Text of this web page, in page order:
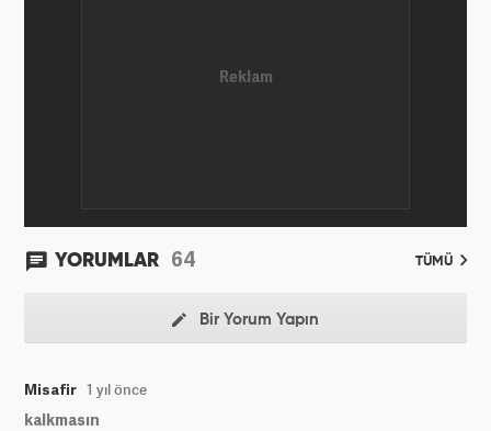
YORUMLAR 64 TÜMÜ
Bir Yorum Yapın
Misafir 1 yıl önce
kalkmasın